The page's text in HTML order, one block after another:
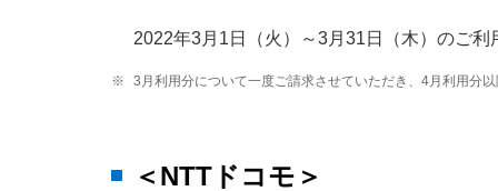
2022年3月1日（火）～3月31日（木）のご利
※ 3月利用分について一度ご請求させていただき、4月利用分
＜NTTドコモ＞